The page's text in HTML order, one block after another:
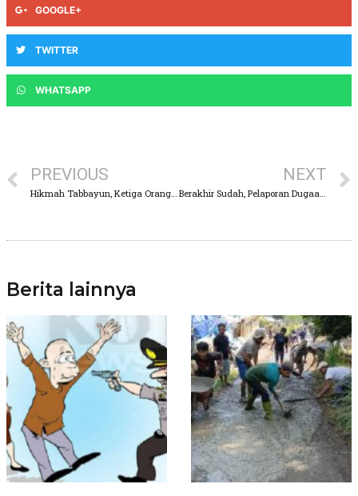
GOOGLE+
TWITTER
WHATSAPP
PREVIOUS NEXT
Berita lainnya